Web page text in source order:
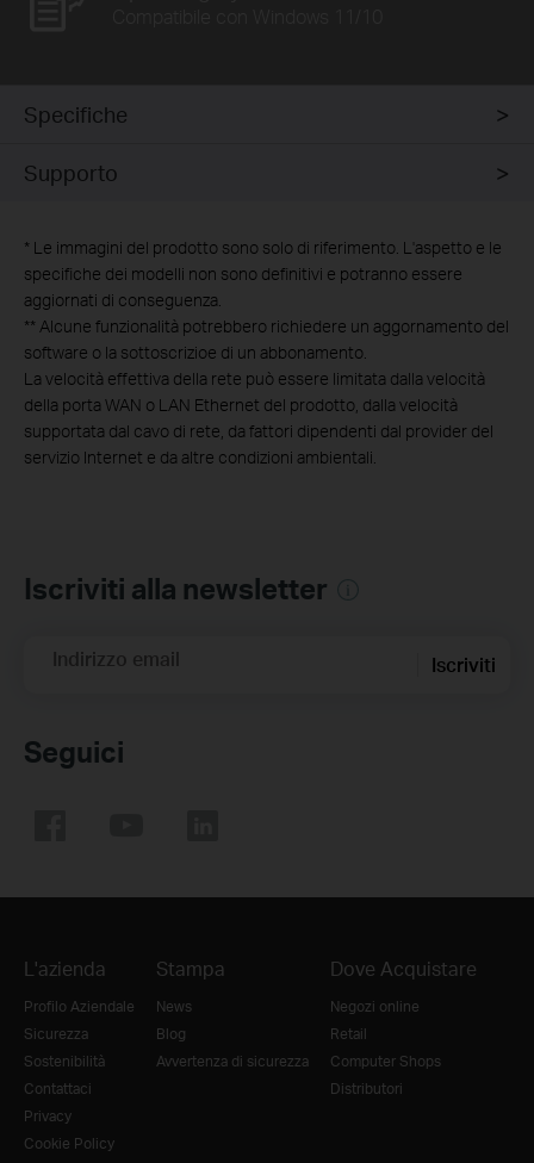
Specifiche
Supporto
* Le immagini del prodotto sono solo di riferimento. L'aspetto e le
specifiche dei modelli non sono definitivi e potranno essere
aggiornati di conseguenza.
** Alcune funzionalità potrebbero richiedere un aggornamento del
software o la sottoscrizioe di un abbonamento.
La velocità effettiva della rete può essere limitata dalla velocità
della porta WAN o LAN Ethernet del prodotto, dalla velocità
supportata dal cavo di rete, da fattori dipendenti dal provider del
servizio Internet e da altre condizioni ambientali.
Iscriviti alla newsletter
Indirizzo email Iscriviti
Seguici
L'azienda
Profilo Aziendale
Sicurezza
Sostenibilità
Contattaci
Privacy
Cookie Policy
Stampa
News
Blog
Avvertenza di sicurezza
Dove Acquistare
Negozi online
Retail
Computer Shops
Distributori